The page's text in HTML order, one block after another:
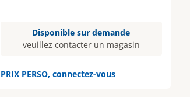
Disponible sur demande
veuillez contacter un magasin
PRIX PERSO, connectez-vous